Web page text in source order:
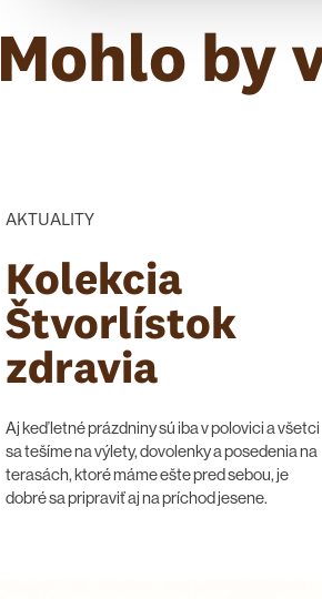
Mohlo by
AKTUALITY
Kolekcia
Štvorlístok
zdravia
Aj keď letné prázdniny sú iba v polovici a všetci
sa tešíme na výlety, dovolenky a posedenia na
terasách, ktoré máme ešte pred sebou, je
dobré sa pripraviť aj na príchod jesene.